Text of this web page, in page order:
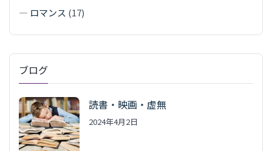
— ロマンス (17)
ブログ
読書・映画・虚無
2024年4月2日